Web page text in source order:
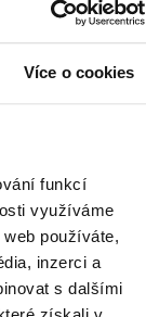
Více o cookies
funkcí
využíváme
používáte,
inzerci a
s dalšími